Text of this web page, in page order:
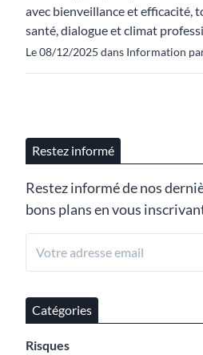
avec bienveillance et efficacité,
santé, dialogue et climat
Le 08/12/2025 dans Information
Restez informé
Restez informé de nos
bons plans en vous
Catégories
Risques